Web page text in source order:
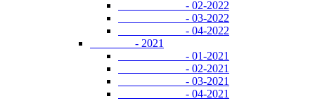
- 02-2022
- 03-2022
- 04-2022
- 2021
- 01-2021
- 02-2021
- 03-2021
- 04-2021